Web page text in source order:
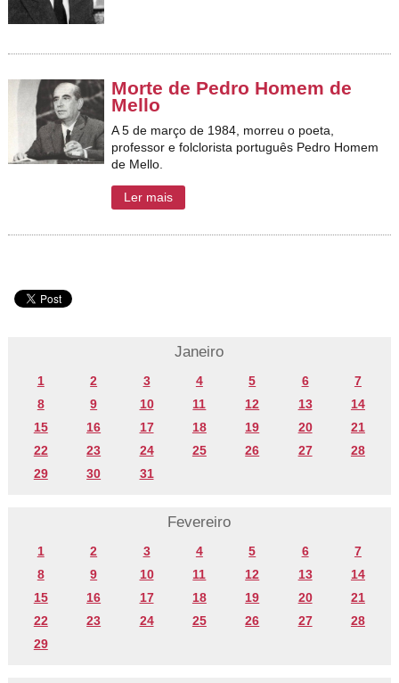
Morte de Pedro Homem de
Mello
A 5 de março de 1984, morreu o poeta,
professor e folclorista português Pedro Homem
de Mello.
Ler mais
Janeiro
1 2 3 4 5 6
7
8
9 10 11 12 13
14
15
16 17 18 19 20
21
22
23 24 25 26 27
28
29
30 31
Fevereiro
1 2 3 4 5 6
7
8
9 10 11 12 13
14
15
16 17 18 19 20
21
22
23 24 25 26 27
28
29